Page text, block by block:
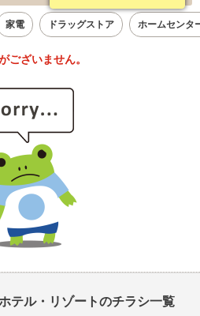
家電 ドラッグストア ホームセンタ
ございません。
テル・リゾートのチラシ一覧